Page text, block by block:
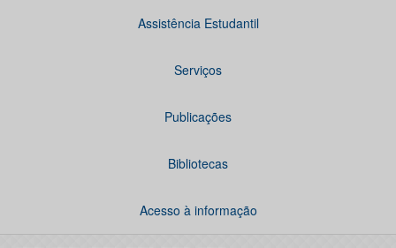
Assistência Estudantil
Serviços
Publicações
Bibliotecas
Acesso à informação